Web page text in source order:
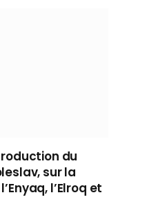
du
sur la
l’Elroq et